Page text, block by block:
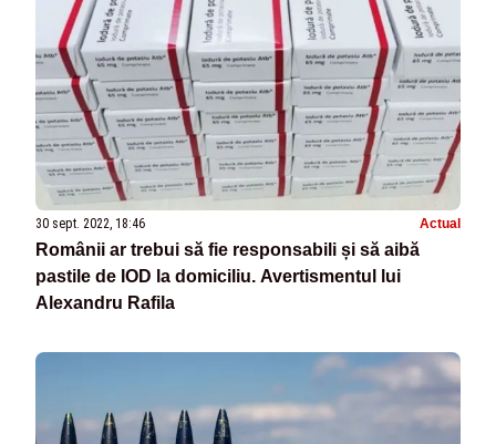
30 sept. 2022, 18:46 Actual
Românii ar trebui să fie responsabili și să aibă
pastile de IOD la domiciliu. Avertismentul lui
Alexandru Rafila